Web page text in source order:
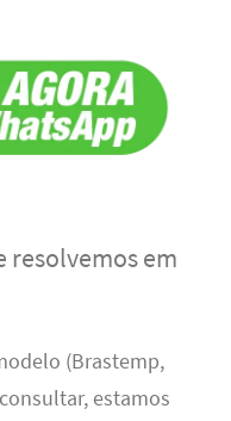
resolvemos em
(Brastemp,
estamos